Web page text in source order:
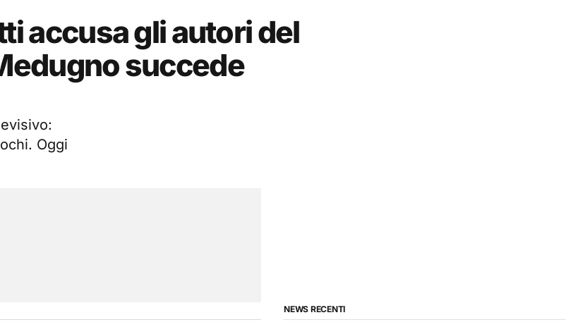
accusa gli autori del
succede
Oggi
NEWS RECENTI